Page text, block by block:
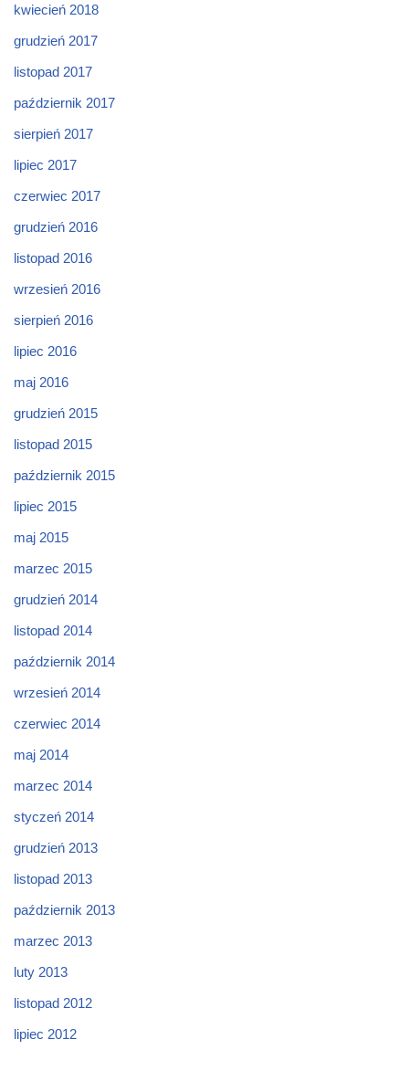
kwiecień 2018
grudzień 2017
listopad 2017
październik 2017
sierpień 2017
lipiec 2017
czerwiec 2017
grudzień 2016
listopad 2016
wrzesień 2016
sierpień 2016
lipiec 2016
maj 2016
grudzień 2015
listopad 2015
październik 2015
lipiec 2015
maj 2015
marzec 2015
grudzień 2014
listopad 2014
październik 2014
wrzesień 2014
czerwiec 2014
maj 2014
marzec 2014
styczeń 2014
grudzień 2013
listopad 2013
październik 2013
marzec 2013
luty 2013
listopad 2012
lipiec 2012